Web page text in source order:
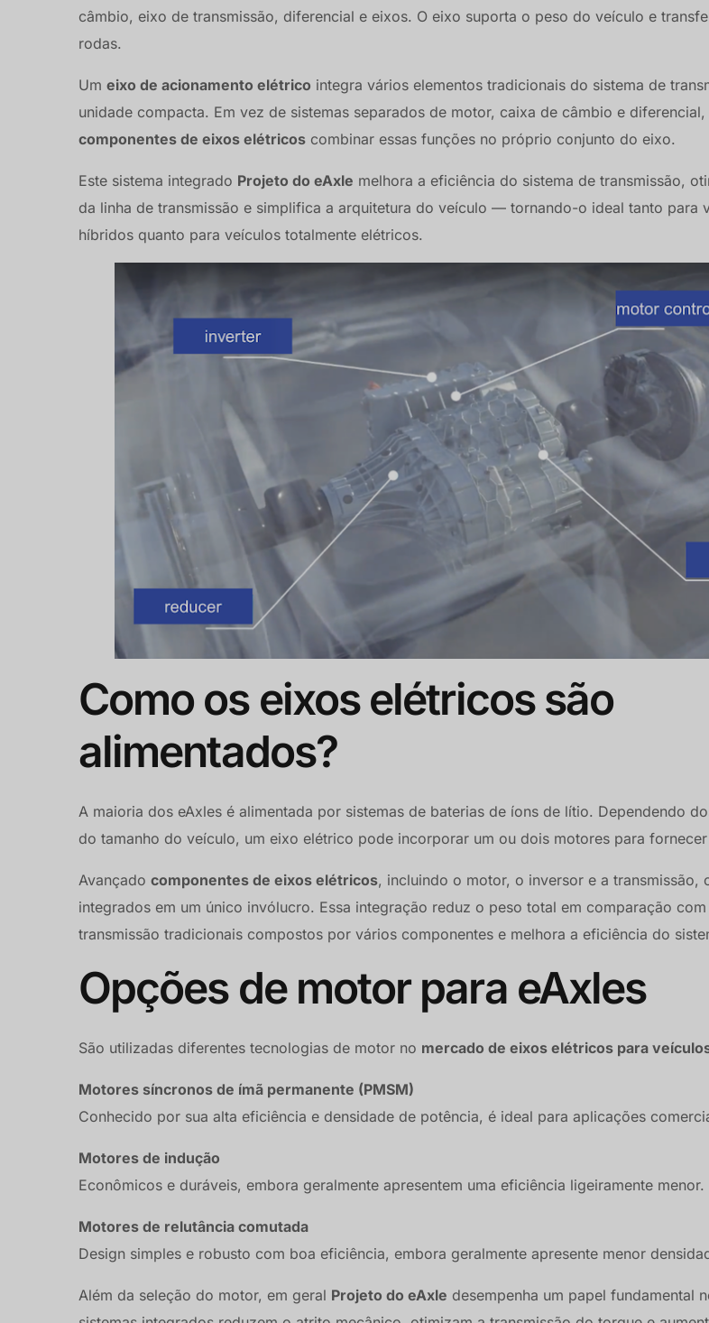
câmbio, eixo de transmissão, diferencial e eixos. O eixo suporta o peso do veículo e
rodas.
Um eixo de acionamento elétrico integra vários elementos tradicionais do sistema de
unidade compacta. Em vez de sistemas separados de motor, caixa de câmbio e
componentes de eixos elétricos combinar essas funções no próprio conjunto do eixo.
Este sistema integrado Projeto do eAxle melhora a eficiência do sistema de transmissão,
da linha de transmissão e simplifica a arquitetura do veículo — tornando-o ideal tanto para
híbridos quanto para veículos totalmente elétricos.
Como os eixos elétricos são
alimentados?
A maioria dos eAxles é alimentada por sistemas de baterias de íons de lítio. Dependendo
do tamanho do veículo, um eixo elétrico pode incorporar um ou dois motores para
Avançado componentes de eixos elétricos, incluindo o motor, o inversor e a transmissão,
integrados em um único invólucro. Essa integração reduz o peso total em comparação
transmissão tradicionais compostos por vários componentes e melhora a eficiência do
Opções de motor para eAxles
São utilizadas diferentes tecnologias de motor no mercado de eixos elétricos para
Motores síncronos de ímã permanente (PMSM)
Conhecido por sua alta eficiência e densidade de potência, é ideal para aplicações
Motores de indução
Econômicos e duráveis, embora geralmente apresentem uma eficiência ligeiramente menor.
Motores de relutância comutada
Design simples e robusto com boa eficiência, embora geralmente apresente menor
Além da seleção do motor, em geral Projeto do eAxle desempenha um papel fundamental